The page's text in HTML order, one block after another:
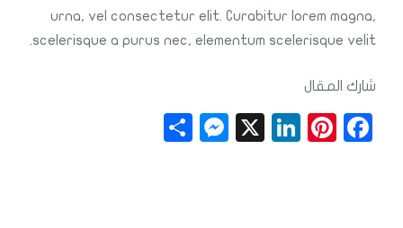
urna, vel consectetur elit. Curabitur lorem magna,
scelerisque a purus nec, elementum scelerisque velit.
شارك المقال
F
Pi
Li
X
M